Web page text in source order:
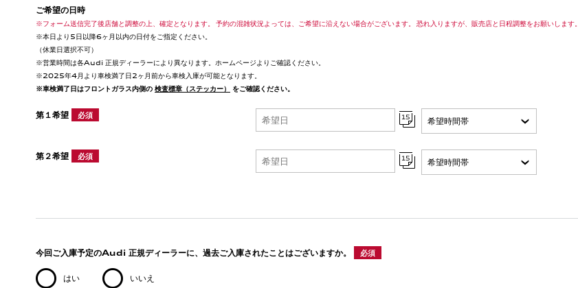
ご希望の日時
※フォーム送信完了後店舗と調整の上、確定となります。 予約の混雑状況よっては、ご希望に沿えない場合がございます。 恐れ入りますが、販売店と日程調整をお願いします。
※本日より5日以降6ヶ月以内の日付をご指定ください。
（休業日選択不可）
※営業時間は各Audi 正規ディーラーにより異なります。ホームページよりご確認ください。
※2025年4月より車検満了日2ヶ月前から車検入庫が可能となります。
※車検満了日はフロントガラス内側の 検査標章（ステッカー） をご確認ください。
第１希望 必須
第２希望 必須
今回ご入庫予定のAudi 正規ディーラーに、過去ご入庫されたことはございますか。 必須
はい いいえ